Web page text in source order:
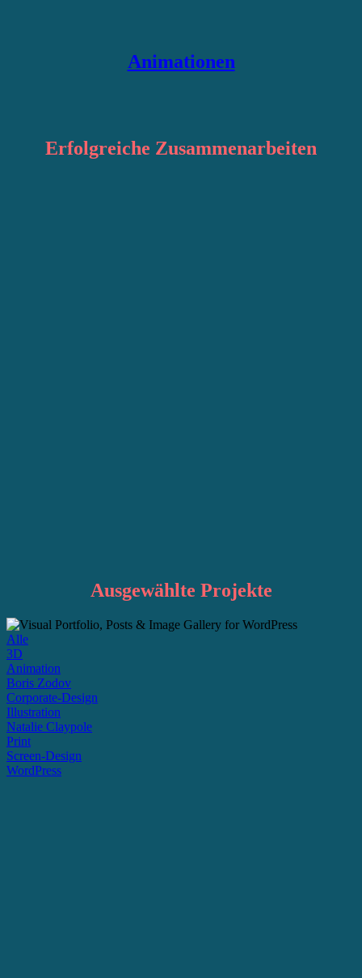
Animationen
Erfolgreiche Zusammenarbeiten
Ausgewählte Projekte
Alle
3D
Animation
Boris Zodov
Corporate-Design
Illustration
Natalie Claypole
Print
Screen-Design
WordPress